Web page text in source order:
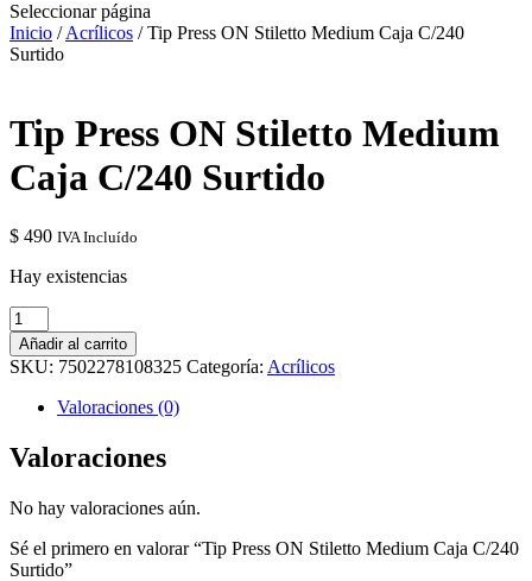
Seleccionar página
Inicio /Acrílicos / Tip Press ON Stiletto Medium Caja C/240
Surtido
Tip Press ON Stiletto Medium
Caja C/240 Surtido
$ 490 IVA Incluído
Hay existencias
Tip
Press
ON
Stiletto
Medium
C/240
Surtido
Añadir al carrito
SKU: 7502278108325 Categoría: Acrílicos
Valoraciones (0)
Valoraciones
No hay valoraciones aún.
Sé el primero en valorar “Tip Press ON Stiletto Medium Caja C/240
Surtido”